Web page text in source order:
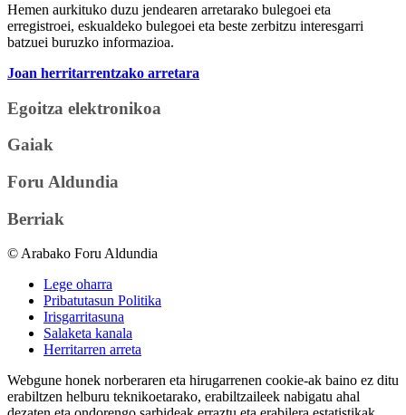
Hemen aurkituko duzu jendearen arretarako bulegoei eta
erregistroei, eskualdeko bulegoei eta beste zerbitzu interesgarri
batzuei buruzko informazioa.
Joan herritarrentzako arretara
Egoitza elektronikoa
Gaiak
Foru Aldundia
Berriak
© Arabako Foru Aldundia
Lege oharra
Pribatutasun Politika
Irisgarritasuna
Salaketa kanala
Herritarren arreta
Webgune honek norberaren eta hirugarrenen cookie-ak baino ez ditu
erabiltzen helburu teknikoetarako, erabiltzaileek nabigatu ahal